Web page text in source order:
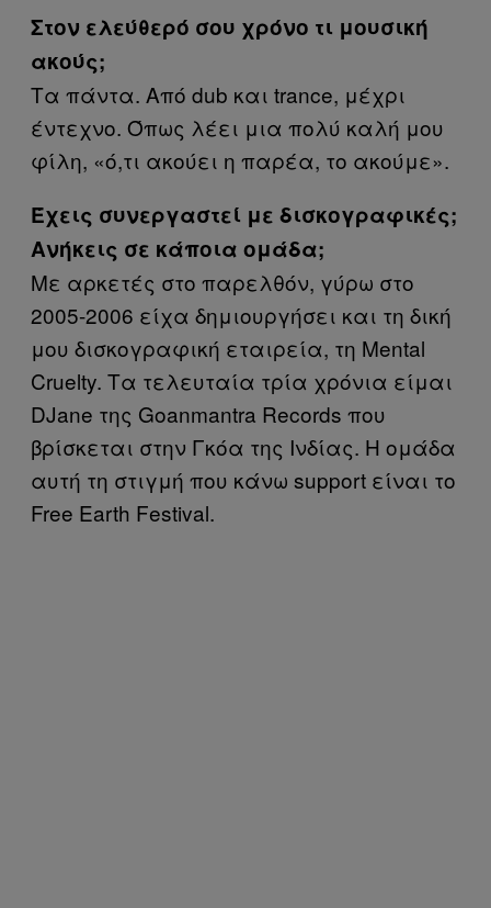
Στον ελεύθερό σου χρόνο τι μουσική
ακούς;
Τα πάντα. Από dub και trance, μέχρι
έντεχνο. Όπως λέει μια πολύ καλή μου
φίλη, «ό,τι ακούει η παρέα, το ακούμε».
Έχεις συνεργαστεί με δισκογραφικές;
Ανήκεις σε κάποια ομάδα;
Με αρκετές στο παρελθόν, γύρω στο
2005-2006 είχα δημιουργήσει και τη δική
μου δισκογραφική εταιρεία, τη Mental
Cruelty. Τα τελευταία τρία χρόνια είμαι
DJane της Goanmantra Records που
βρίσκεται στην Γκόα της Ινδίας. Η ομάδα
αυτή τη στιγμή που κάνω support είναι το
Free Earth Festival.